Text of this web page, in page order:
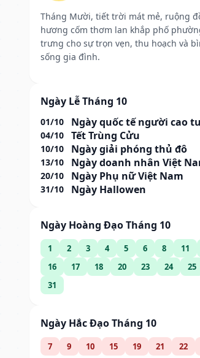
Tháng Mười, tiết trời mát mẻ, ruộng
hương cốm thơm lan khắp phố
trưng cho sự trọn vẹn, thu hoạch và
sống gia đình.
Ngày Lễ Tháng 10
01/10 Ngày quốc tế người cao
04/10 Tết Trùng Cửu
10/10 Ngày giải phóng thủ đô
13/10 Ngày doanh nhân Việt
20/10 Ngày Phụ nữ Việt Nam
31/10 Ngày Hallowen
Ngày Hoàng Đạo Tháng 10
1 2 3 4 5 6 8 11
16
17 18 20 23 24 25
31
Ngày Hắc Đạo Tháng 10
7 9 10 15 19 21 22